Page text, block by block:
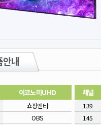
이코노미UHD
쇼핑엔티
OBS
채널
139
145